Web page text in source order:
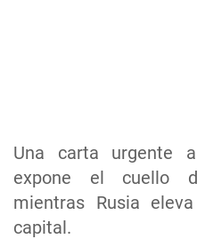
Una carta urgente
expone el cuello
mientras Rusia
capital.